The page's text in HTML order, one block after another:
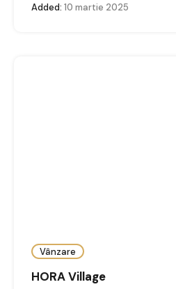
Added: 10 martie 2025
Vânzare
HORA Village